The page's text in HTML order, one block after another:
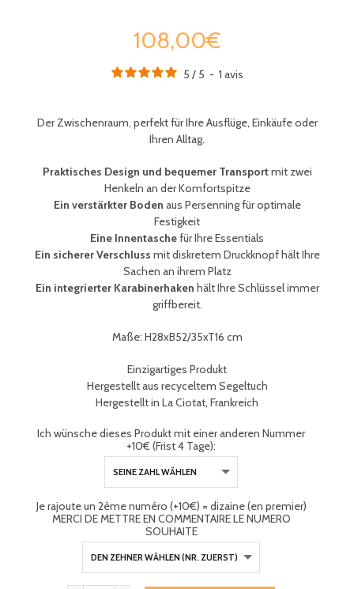
108,00€
5 / 5 - 1 avis
Der Zwischenraum, perfekt für Ihre Ausflüge, Einkäufe oder
Ihren Alltag.
Praktisches Design und bequemer Transportmit zwei
Henkeln an der Komfortspitze
Ein verstärkter Boden aus Persenning für optimale
Festigkeit
Eine Innentaschefür Ihre Essentials
Ein sicherer Verschluss mit diskretem Druckknopf hält Ihre
Sachen an ihrem Platz
Ein integrierter Karabinerhaken hält IhreSchlüssel immer
griffbereit.
Maße: H28xB52/35xT16 cm
Einzigartiges Produkt
Hergestellt aus recyceltem Segeltuch
Hergestellt in La Ciotat, Frankreich
Ich wünsche dieses Produkt mit einer anderen Nummer
+10€ (Frist 4 Tage):
Je rajoute un 2ème numéro (+10€) = dizaine (en premier)
MERCI DE METTRE EN COMMENTAIRE LE NUMERO
SOUHAITE